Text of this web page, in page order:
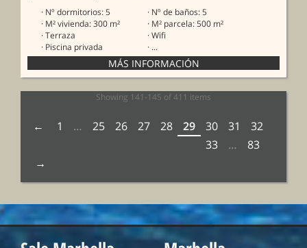
· Nº dormitorios: 5
· Nº de baños: 5
· M² vivienda: 300 m²
· M² parcela: 500 m²
· Terraza
· Wifi
· Piscina privada
· ...
Showing 141-145 of 411 items
1 … 25 26 27 28 29 30 31
32
33
… 83